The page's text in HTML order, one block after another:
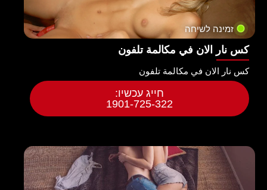
זמינה לשיחה
كس نار الان في مكالمة تلفون
كس نار الان في مكالمة تلفون
חייג עכשיו:
1901-725-322